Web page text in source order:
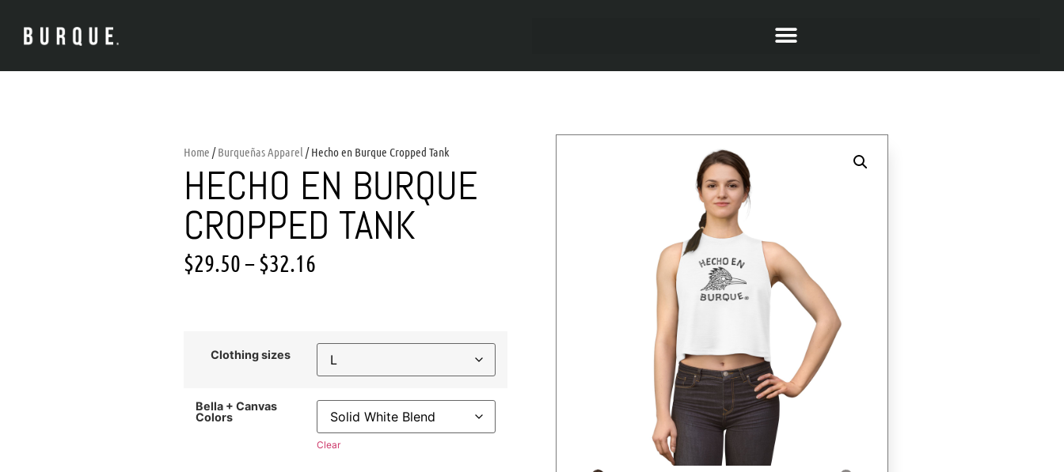
Home /Burqueñas Apparel / Hecho en Burque Cropped Tank
HECHO EN BURQUE
CROPPED TANK
$29.50–$32.16
Clothing sizes
Bella + Canvas
Colors
Clear